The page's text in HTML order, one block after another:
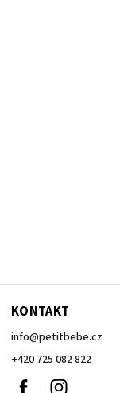
KONTAKT
info@petitbebe.cz
+420 725 082 822
Facebook